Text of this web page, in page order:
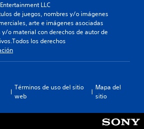
LLC
de juegos, nombres y/o imágenes
arte e imágenes asociadas
o material con derechos de autor de
los derechos
Términos de uso del sitio
web
Mapa del
sitio